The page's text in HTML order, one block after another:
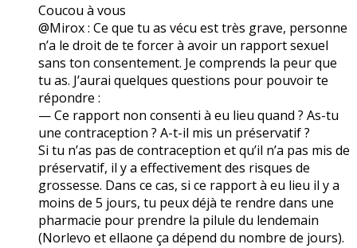
Coucou à vous
@Mirox : Ce que tu as vécu est très grave, personne
n’a le droit de te forcer à avoir un rapport sexuel
sans ton consentement. Je comprends la peur que
tu as. J’aurai quelques questions pour pouvoir te
répondre :
— Ce rapport non consenti à eu lieu quand ? As-tu
une contraception ? A-t-il mis un préservatif ?
Si tu n’as pas de contraception et qu’il n’a pas mis de
préservatif, il y a effectivement des risques de
grossesse. Dans ce cas, si ce rapport à eu lieu il y a
moins de 5 jours, tu peux déjà te rendre dans une
pharmacie pour prendre la pilule du lendemain
(Norlevo et ellaone ça dépend du nombre de jours).